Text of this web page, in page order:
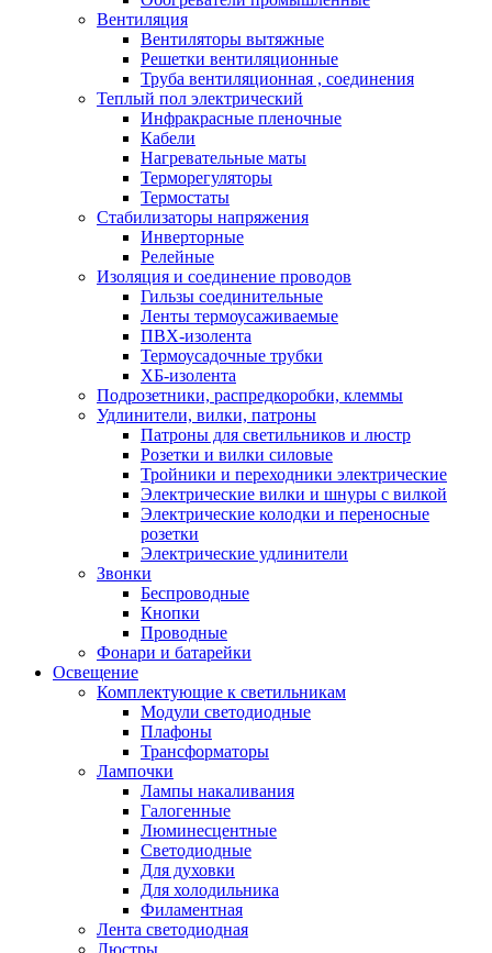
Вентиляция
Вентиляторы вытяжные
Решетки вентиляционные
Труба вентиляционная , соединения
Теплый пол электрический
Инфракрасные пленочные
Кабели
Нагревательные маты
Терморегуляторы
Термостаты
Стабилизаторы напряжения
Инверторные
Релейные
Изоляция и соединение проводов
Гильзы соединительные
Ленты термоусаживаемые
ПВХ-изолента
Термоусадочные трубки
ХБ-изолента
Подрозетники, распредкоробки, клеммы
Удлинители, вилки, патроны
Патроны для светильников и люстр
Розетки и вилки силовые
Тройники и переходники электрические
Электрические вилки и шнуры с вилкой
Электрические колодки и переносные
розетки
Электрические удлинители
Звонки
Беспроводные
Кнопки
Проводные
Фонари и батарейки
Освещение
Комплектующие к светильникам
Модули светодиодные
Плафоны
Трансформаторы
Лампочки
Лампы накаливания
Галогенные
Люминесцентные
Светодиодные
Для духовки
Для холодильника
Филаментная
Лента светодиодная
Люстры